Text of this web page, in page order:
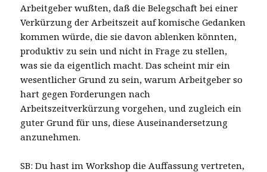
Arbeitgeber wußten, daß die Belegschaft bei einer
Verkürzung der Arbeitszeit auf komische Gedanken
kommen würde, die sie davon ablenken könnten,
produktiv zu sein und nicht in Frage zu stellen,
was sie da eigentlich macht. Das scheint mir ein
wesentlicher Grund zu sein, warum Arbeitgeber so
hart gegen Forderungen nach
Arbeitszeitverkürzung vorgehen, und zugleich ein
guter Grund für uns, diese Auseinandersetzung
anzunehmen.
SB: Du hast im Workshop die Auffassung vertreten,